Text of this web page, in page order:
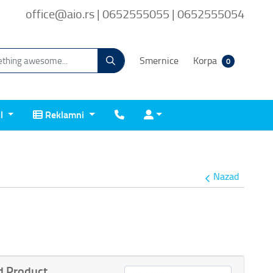
office@aio.rs | 0652555055 | 0652555054
Smernice Korpa 0
Reklamni
Reklamni KontaktPrijava
Nazad